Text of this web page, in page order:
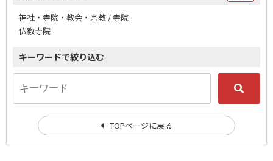
神社・寺院・教会・宗教 / 寺院
仏教寺院
キーワードで絞り込む
TOPページに戻る